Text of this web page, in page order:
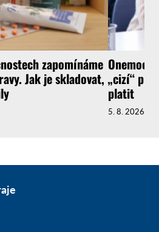
zapomínáme
Jak je skladovat, „cizí“
platit
5. 8. 2026